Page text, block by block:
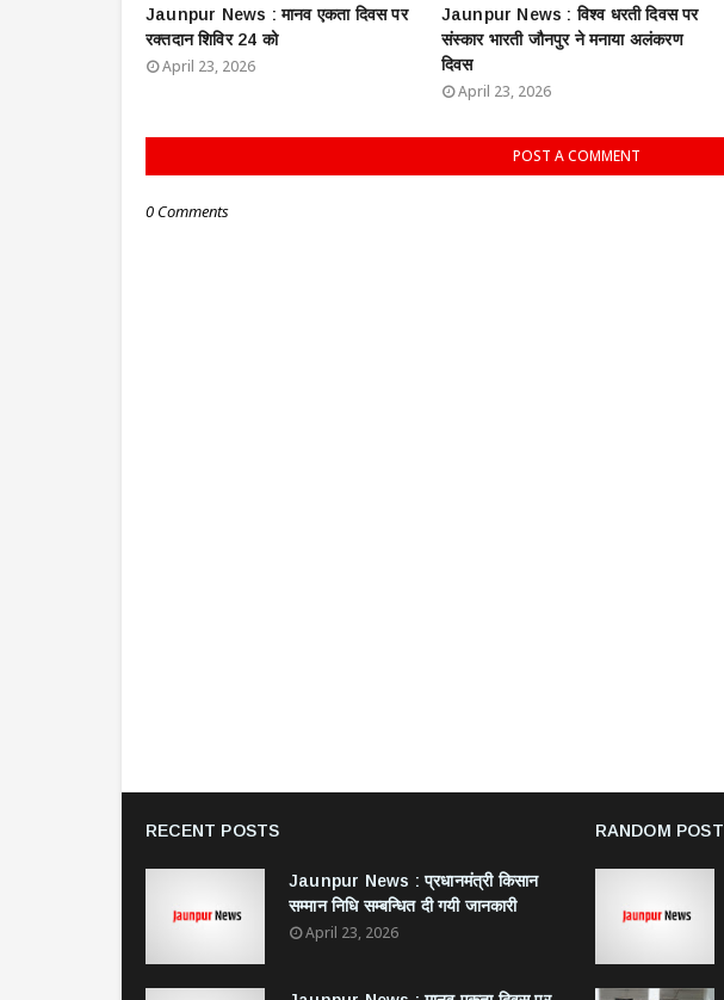
Jaunpur News : ​मानव एकता दिवस पर
रक्तदान शिविर 24 को
April 23, 2026
Jaunpur News : विश्व धरती दिवस पर
संस्कार भारती जौनपुर ने मनाया अलंकरण
दिवस
April 23, 2026
POST A COMMENT
0 Comments
RECENT POSTS
Jaunpur News : ​प्रधानमंत्री किसान
सम्मान निधि सम्बन्धित दी गयी जानकारी
April 23, 2026
RANDOM POST